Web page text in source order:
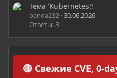
Тема 'Kubernetes!!'
panda232 30.06.2026
Ответы: 3
🔴 Свежие CVE, 0-